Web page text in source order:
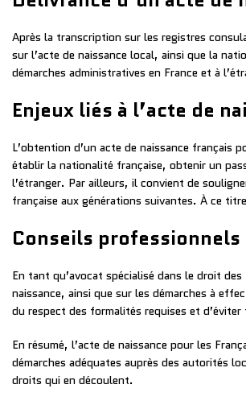
Après la transcription sur les registres
sur l’acte de naissance local, ainsi que la
démarches administratives en France et à
Enjeux liés à l’acte de
L’obtention d’un acte de naissance français
établir la nationalité française, obtenir un
l’étranger. Par ailleurs, il convient de
française aux générations suivantes. À ce
Conseils professionnels
En tant qu’avocat spécialisé dans le droit
naissance, ainsi que sur les démarches à
du respect des formalités requises et
En résumé, l’acte de naissance pour les
démarches adéquates auprès des autorités
droits qui en découlent.